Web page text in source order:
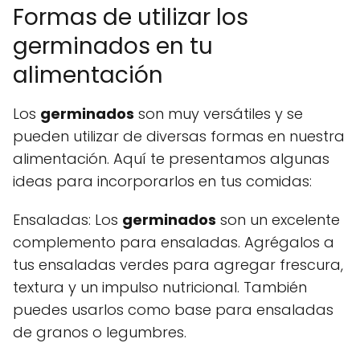
Formas de utilizar los
germinados en tu
alimentación
Los germinados son muy versátiles y se
pueden utilizar de diversas formas en nuestra
alimentación. Aquí te presentamos algunas
ideas para incorporarlos en tus comidas:
Ensaladas: Los germinados son un excelente
complemento para ensaladas. Agrégalos a
tus ensaladas verdes para agregar frescura,
textura y un impulso nutricional. También
puedes usarlos como base para ensaladas
de granos o legumbres.